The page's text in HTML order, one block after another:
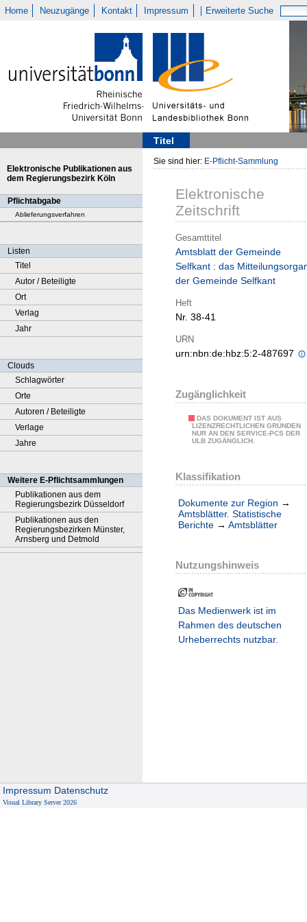
Home Neuzugänge Kontakt Impressum Erweiterte Suche
Titel
Elektronische Publikationen aus
dem Regierungsbezirk Köln
Pflichtabgabe
Ablieferungsverfahren
Listen
Titel
Autor / Beteiligte
Ort
Verlag
Jahr
Clouds
Schlagwörter
Orte
Autoren / Beteiligte
Verlage
Jahre
Weitere E-Pflichtsammlungen
Publikationen aus dem
Regierungsbezirk Düsseldorf
Publikationen aus den
Regierungsbezirken Münster,
Arnsberg und Detmold
Sie sind hier: E-Pflicht-Sammlung
Elektronische
Zeitschrift
Gesamttitel
Amtsblatt der Gemeinde
Selfkant : das
der Gemeinde Selfkant
Heft
Nr. 38-41
URN
urn:nbn:de:hbz:5:2-487697
Zugänglichkeit
DAS DOKUMENT IST AUS
LIZENZRECHTLICHEN GRÜNDEN
NUR AN DEN SERVICE-PCS DER
ULB ZUGÄNGLICH.
Klassifikation
Dokumente zur Region →
Amtsblätter. Statistische
Berichte → Amtsblätter
Nutzungshinweis
Das Medienwerk ist im
Rahmen des deutschen
Urheberrechts nutzbar.
Impressum Datenschutz
Visual Library Server 2026